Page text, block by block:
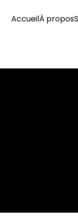
AccueilÀ propos